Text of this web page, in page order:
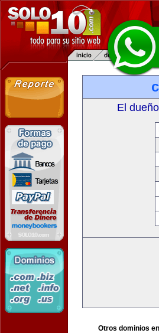
El
Otros dominios